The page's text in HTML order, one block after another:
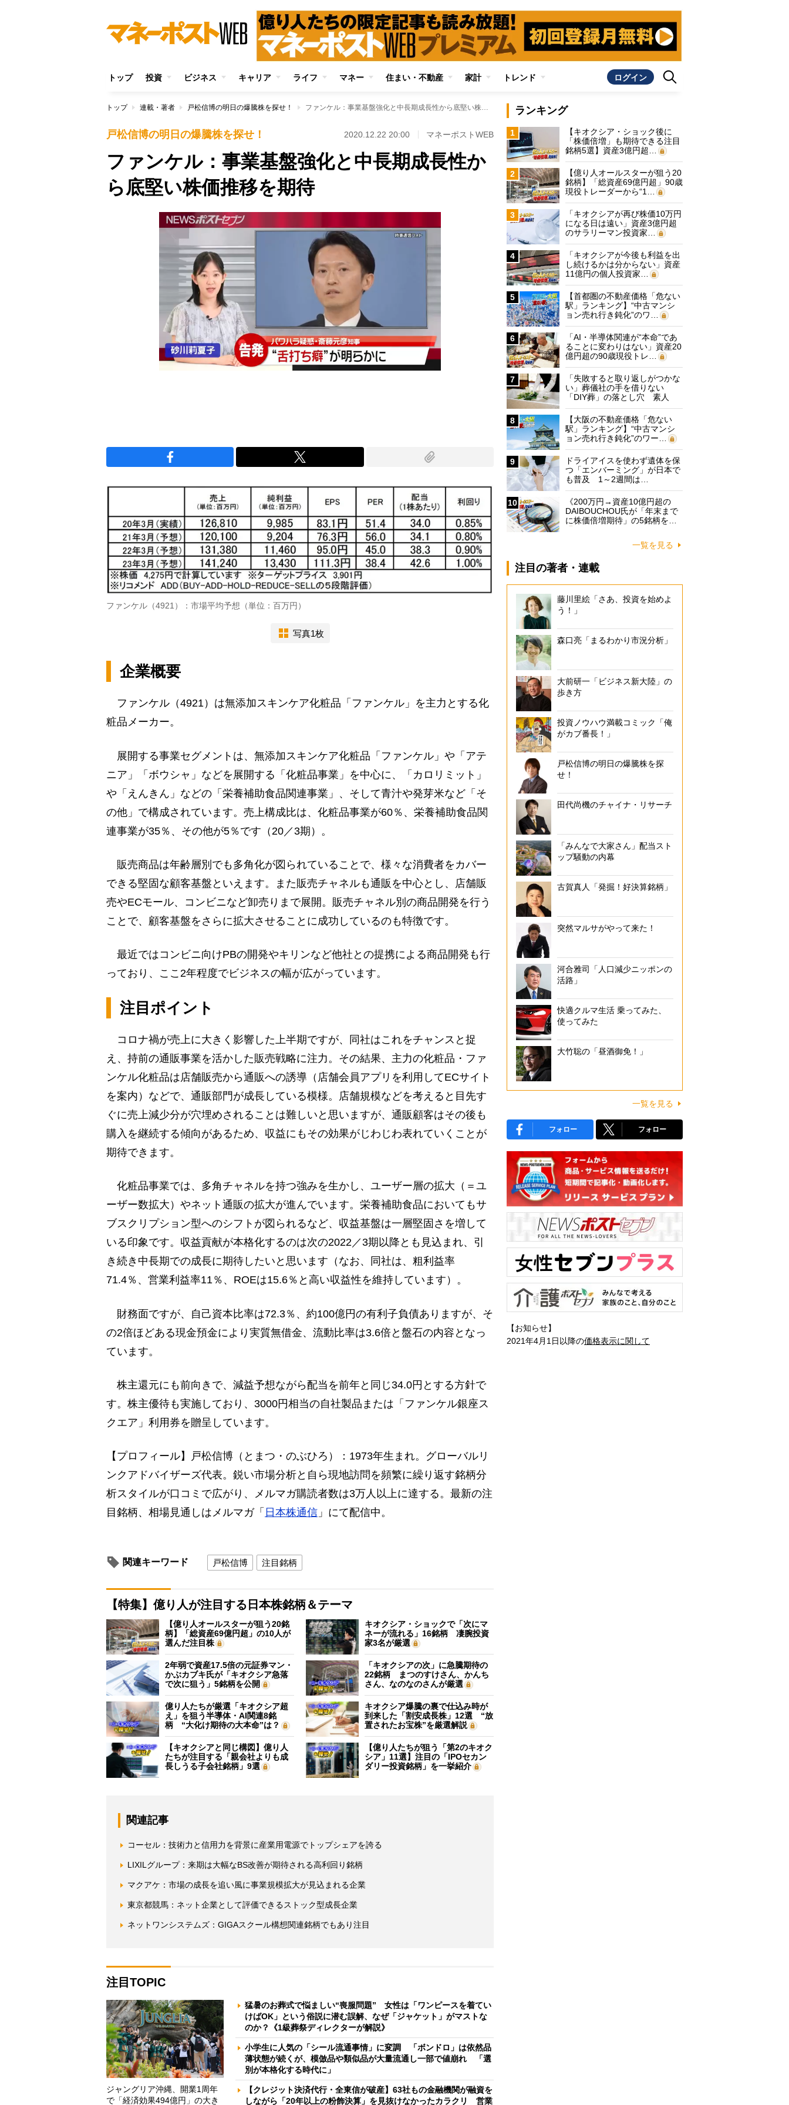
トップ 投資 ビジネス キャリア ライフ マネー 住まい・不動産 家計 トレンド ログイン
トップ 連載・著者 戸松信博の明日の爆騰株を探せ！ ファンケル：事業基盤強化と中長期成長性から底堅い株価推移を期待
戸松信博の明日の爆騰株を探せ！ 2020.12.22 20:00 マネーポストWEB
ファンケル：事業基盤強化と中長期成長性か
ら底堅い株価推移を期待
ファンケル（4921）：市場平均予想（単位：百万円）
写真1枚
企業概要
ファンケル（4921）は無添加スキンケア化粧品「ファンケル」を主力とする化
粧品メーカー。
展開する事業セグメントは、無添加スキンケア化粧品「ファンケル」や「アテ
ニア」「ボウシャ」などを展開する「化粧品事業」を中心に、「カロリミット」
や「えんきん」などの「栄養補助食品関連事業」、そして青汁や発芽米など「そ
の他」で構成されています。売上構成比は、化粧品事業が60％、栄養補助食品関
連事業が35％、その他が5％です（20／3期）。
販売商品は年齢層別でも多角化が図られていることで、様々な消費者をカバー
できる堅固な顧客基盤といえます。また販売チャネルも通販を中心とし、店舗販
売やECモール、コンビニなど卸売りまで展開。販売チャネル別の商品開発を行う
ことで、顧客基盤をさらに拡大させることに成功しているのも特徴です。
最近ではコンビニ向けPBの開発やキリンなど他社との提携による商品開発も行
っており、ここ2年程度でビジネスの幅が広がっています。
注目ポイント
コロナ禍が売上に大きく影響した上半期ですが、同社はこれをチャンスと捉
え、持前の通販事業を活かした販売戦略に注力。その結果、主力の化粧品・ファ
ンケル化粧品は店舗販売から通販への誘導（店舗会員アプリを利用してECサイト
を案内）などで、通販部門が成長している模様。店舗規模などを考えると目先す
ぐに売上減少分が穴埋めされることは難しいと思いますが、通販顧客はその後も
購入を継続する傾向があるため、収益にもその効果がじわじわ表れていくことが
期待できます。
化粧品事業では、多角チャネルを持つ強みを生かし、ユーザー層の拡大（＝ユ
ーザー数拡大）やネット通販の拡大が進んでいます。栄養補助食品においてもサ
ブスクリプション型へのシフトが図られるなど、収益基盤は一層堅固さを増して
いる印象です。収益貢献が本格化するのは次の2022／3期以降とも見込まれ、引
き続き中長期での成長に期待したいと思います（なお、同社は、粗利益率
71.4％、営業利益率11％、ROEは15.6％と高い収益性を維持しています）。
財務面ですが、自己資本比率は72.3％、約100億円の有利子負債ありますが、そ
の2倍ほどある現金預金により実質無借金、流動比率は3.6倍と盤石の内容となっ
ています。
株主還元にも前向きで、減益予想ながら配当を前年と同じ34.0円とする方針で
す。株主優待も実施しており、3000円相当の自社製品または「ファンケル銀座ス
クエア」利用券を贈呈しています。
【プロフィール】戸松信博（とまつ・のぶひろ）：1973年生まれ。グローバルリ
ンクアドバイザーズ代表。鋭い市場分析と自ら現地訪問を頻繁に繰り返す銘柄分
析スタイルが口コミで広がり、メルマガ購読者数は3万人以上に達する。最新の注
目銘柄、相場見通しはメルマガ「 日本株通信 」にて配信中。
関連キーワード 戸松信博 注目銘柄
【特集】億り人が注目する日本株銘柄＆テーマ
【億り人オールスターが狙う20銘
柄】「総資産69億円超」の10人が
選んだ注目株
キオクシア・ショックで「次にマ
ネーが流れる」16銘柄 凄腕投資
家3名が厳選
2年弱で資産17.5倍の元証券マン・
かぶカブキ氏が「キオクシア急落
で次に狙う」5銘柄を公開
「キオクシアの次」に急騰期待の
22銘柄 まつのすけさん、かんち
さん、なのなのさんが厳選
億り人たちが厳選「キオクシア超
え」を狙う半導体・AI関連8銘
柄 “大化け期待の大本命”は？
キオクシア爆騰の裏で仕込み時が
到来した「割安成長株」12選 “放
置されたお宝株”を厳選解説
【キオクシアと同じ構図】億り人
たちが注目する「親会社よりも成
長しうる子会社銘柄」9選
【億り人たちが狙う「第2のキオク
シア」11選】注目の「IPOセカン
ダリー投資銘柄」を一挙紹介
関連記事
コーセル：技術力と信用力を背景に産業用電源でトップシェアを誇る
LIXILグループ：来期は大幅なBS改善が期待される高利回り銘柄
マクアケ：市場の成長を追い風に事業規模拡大が見込まれる企業
東京都競馬：ネット企業として評価できるストック型成長企業
ネットワンシステムズ：GIGAスクール構想関連銘柄でもあり注目
注目TOPIC
ジャングリア沖縄、開業1周年
で「経済効果494億円」の大き
猛暑のお葬式で悩ましい“喪服問題” 女性は「ワンピースを着てい
けばOK」という俗説に潜む誤解、なぜ「ジャケット」がマストな
のか？《1級葬祭ディレクターが解説》
小学生に人気の「シール流通事情」に変調 「ボンドロ」は依然品
薄状態が続くが、模倣品や類似品が大量流通し一部で値崩れ 「選
別が本格化する時代に」
【クレジット決済代行・全東信が破産】63社もの金融機関が融資を
しながら「20年以上の粉飾決算」を見抜けなかったカラクリ 営業
ランキング
1
【キオクシア・ショック後に
「株価倍増」も期待できる注目
銘柄5選】資産3億円超…
2
【億り人オールスターが狙う20
銘柄】「総資産69億円超」90歳
現役トレーダーから“1…
3
「キオクシアが再び株価10万円
になる日は遠い」資産3億円超
のサラリーマン投資家…
4
「キオクシアが今後も利益を出
し続けるかは分からない」資産
11億円の個人投資家…
5
【首都圏の不動産価格「危ない
駅」ランキング】“中古マンシ
ョン売れ行き鈍化”のワ…
6
「AI・半導体関連が“本命”であ
ることに変わりはない」資産20
億円超の90歳現役トレ…
7
「失敗すると取り返しがつかな
い」葬儀社の手を借りない
「DIY葬」の落とし穴 素人
に…
8
【大阪の不動産価格「危ない
駅」ランキング】“中古マンシ
ョン売れ行き鈍化”のワー…
9
ドライアイスを使わず遺体を保
つ「エンバーミング」が日本で
も普及 1～2週間は…
10
《200万円→資産10億円超の
DAIBOUCHOU氏が「年末まで
に株価倍増期待」の5銘柄を…
一覧を見る
注目の著者・連載
藤川里絵「さあ、投資を始めよ
う！」
森口亮「まるわかり市況分析」
大前研一「ビジネス新大陸」の
歩き方
投資ノウハウ満載コミック「俺
がカブ番長！」
戸松信博の明日の爆騰株を探
せ！
田代尚機のチャイナ・リサーチ
「みんなで大家さん」配当スト
ップ騒動の内幕
古賀真人「発掘！好決算銘柄」
突然マルサがやって来た！
河合雅司「人口減少ニッポンの
活路」
快適クルマ生活 乗ってみた、
使ってみた
大竹聡の「昼酒御免！」
一覧を見る
フォロー フォロー
【お知らせ】
2021年4月1日以降の価格表示に関して